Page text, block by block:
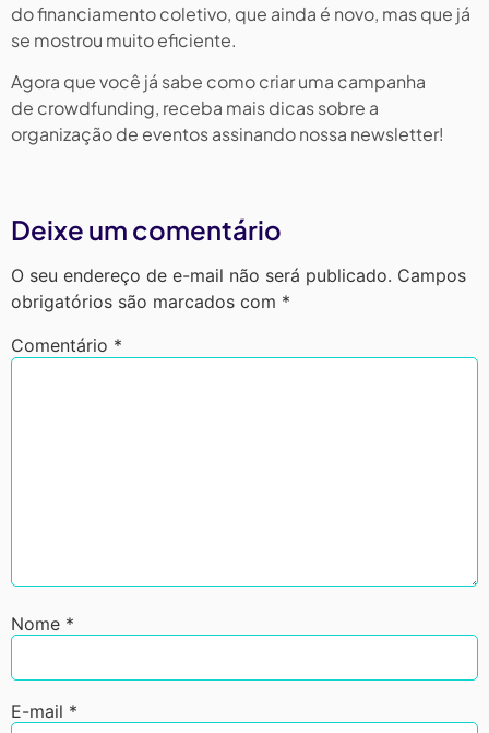
do financiamento coletivo, que ainda é novo, mas que já
se mostrou muito eficiente.
Agora que você já sabe como criar uma campanha
de crowdfunding, receba mais dicas sobre a
organização de eventos assinando nossa newsletter!
Deixe um comentário
O seu endereço de e-mail não será publicado. Campos
obrigatórios são marcados com *
Comentário *
Nome *
E-mail *